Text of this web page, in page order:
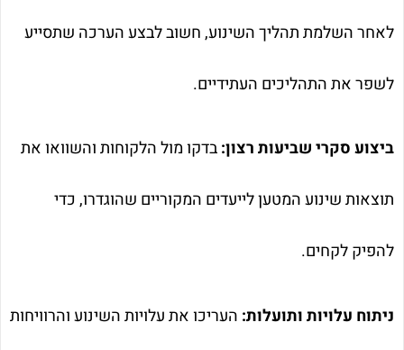
לאחר השלמת תהליך השינוע, חשוב לבצע הערכה שתסייע
לשפר את התהליכים העתידיים.
ביצוע סקרי שביעות רצון:בדקו מול הלקוחות והשוואו את
תוצאות שינוע המטען לייעדים המקוריים שהוגדרו, כדי
להפיק לקחים.
ניתוח עלויות ותועלות: העריכו את עלויות השינוע והרוויחות